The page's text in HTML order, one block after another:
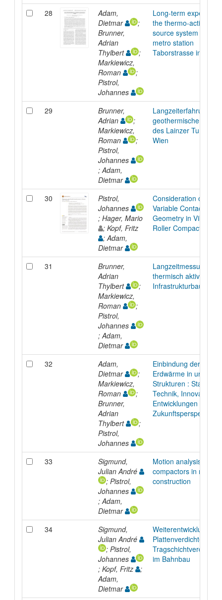
28
Adam,
Dietmar
;
Brunner,
Adrian
Thylbert
;
Markiewicz,
Roman
;
Pistrol,
Johannes
Long-term
the thermo-active
source system at the
metro station
Taborstrasse in
29
Brunner,
Adrian
;
Markiewicz,
Roman
;
Pistrol,
Johannes
; Adam,
Dietmar
Langzeiterfahrungen
geothermischen
des Lainzer Tunnels
Wien
30
Pistrol,
Johannes
; Hager, Mario
; Kopf, Fritz
; Adam,
Dietmar
Consideration of the
Variable Contact
Geometry in Vibratory
Roller Compaction
31
Brunner,
Adrian
Thylbert
;
Markiewicz,
Roman
;
Pistrol,
Johannes
; Adam,
Dietmar
Langzeitmessungen
thermisch aktivierten
32
Adam,
Dietmar
;
Markiewicz,
Roman
;
Brunner,
Adrian
Thylbert
;
Pistrol,
Johannes
Einbindung der
Erdwärme in urbane
Strukturen : Stand der
Technik,
Entwicklungen &
Zukunftsperspektiven
33
Sigmund,
Julian André
; Pistrol,
Johannes
; Adam,
Dietmar
Motion analysis of
compactors in railway
construction
34
Sigmund,
Julian André
; Pistrol,
Johannes
; Kopf, Fritz
;
Adam,
Dietmar
Weiterentwicklung
Plattenverdichtern zur
im Bahnbau